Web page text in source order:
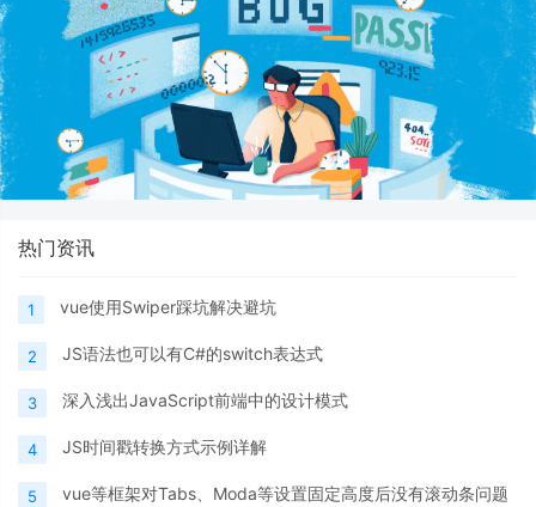
热门资讯
1 vue使用Swiper踩坑解决避坑
2 JS语法也可以有C#的switch表达式
3 深入浅出JavaScript前端中的设计模式
4 JS时间戳转换方式示例详解
5 vue等框架对Tabs、Moda等设置固定高度后没有滚动条问题